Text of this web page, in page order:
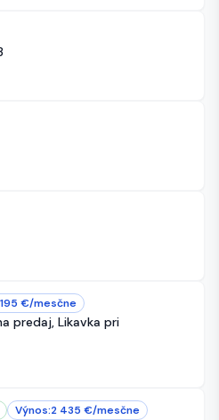
€/mesčne
predaj, Likavka pri
Výnos:2 435 €/mesčne